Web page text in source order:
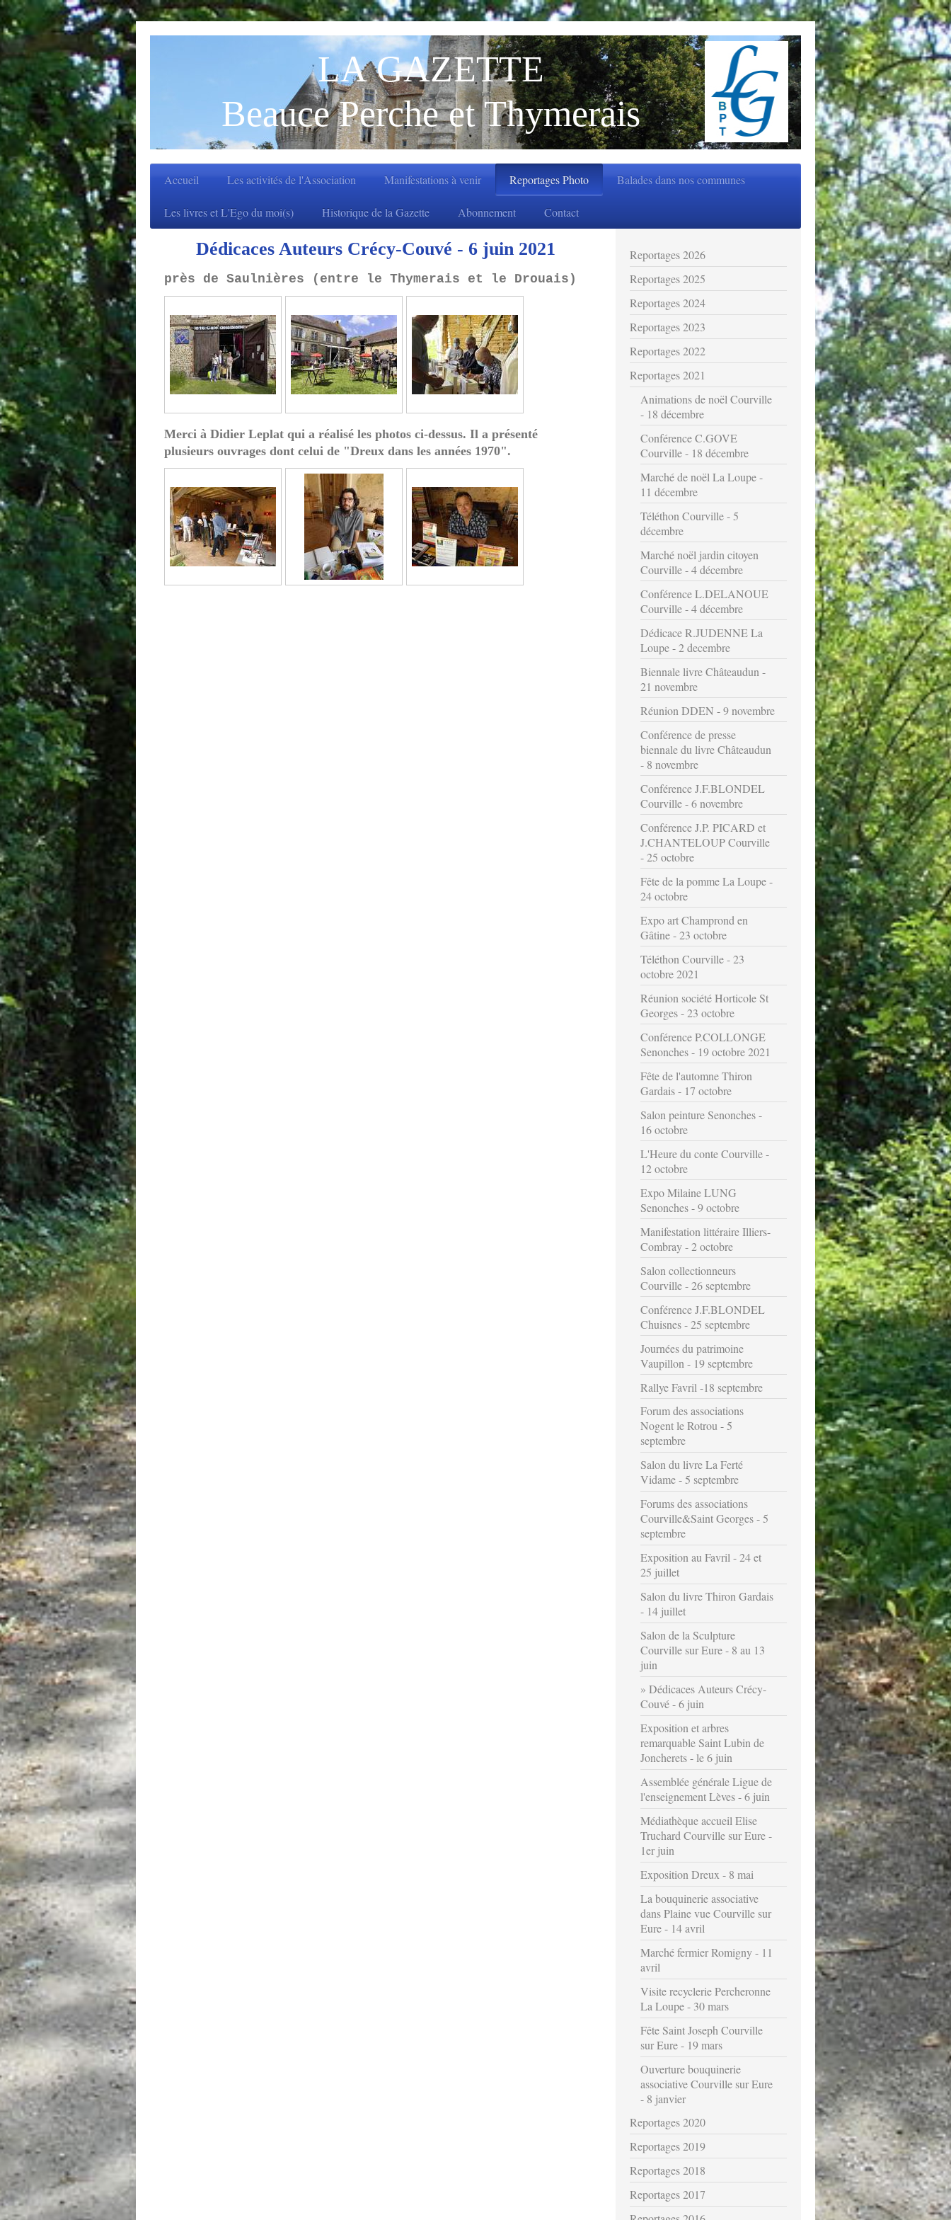
LA GAZETTE
Beauce Perche et Thymerais
Accueil Les activités de l'Association Manifestations à venir Reportages Photo Balades dans nos communes
Les livres et L'Ego du moi(s) Historique de la Gazette Abonnement Contact
Dédicaces Auteurs Crécy-Couvé - 6 juin 2021
près de Saulnières (entre le Thymerais et le Drouais)
Merci à Didier Leplat qui a réalisé les photos ci-dessus. Il a présenté
plusieurs ouvrages dont celui de "Dreux dans les années 1970".
Reportages 2026
Reportages 2025
Reportages 2024
Reportages 2023
Reportages 2022
Reportages 2021
Animations de noël Courville
- 18 décembre
Conférence C.GOVE
Courville - 18 décembre
Marché de noël La Loupe -
11 décembre
Téléthon Courville - 5
décembre
Marché noël jardin citoyen
Courville - 4 décembre
Conférence L.DELANOUE
Courville - 4 décembre
Dédicace R.JUDENNE La
Loupe - 2 decembre
Biennale livre Châteaudun -
21 novembre
Réunion DDEN - 9 novembre
Conférence de presse
biennale du livre Châteaudun
- 8 novembre
Conférence J.F.BLONDEL
Courville - 6 novembre
Conférence J.P. PICARD et
J.CHANTELOUP Courville
- 25 octobre
Fête de la pomme La Loupe -
24 octobre
Expo art Champrond en
Gâtine - 23 octobre
Téléthon Courville - 23
octobre 2021
Réunion société Horticole St
Georges - 23 octobre
Conférence P.COLLONGE
Senonches - 19 octobre 2021
Fête de l'automne Thiron
Gardais - 17 octobre
Salon peinture Senonches -
16 octobre
L'Heure du conte Courville -
12 octobre
Expo Milaine LUNG
Senonches - 9 octobre
Manifestation littéraire Illiers-
Combray - 2 octobre
Salon collectionneurs
Courville - 26 septembre
Conférence J.F.BLONDEL
Chuisnes - 25 septembre
Journées du patrimoine
Vaupillon - 19 septembre
Rallye Favril -18 septembre
Forum des associations
Nogent le Rotrou - 5
septembre
Salon du livre La Ferté
Vidame - 5 septembre
Forums des associations
Courville&Saint Georges - 5
septembre
Exposition au Favril - 24 et
25 juillet
Salon du livre Thiron Gardais
- 14 juillet
Salon de la Sculpture
Courville sur Eure - 8 au 13
juin
Dédicaces Auteurs Crécy-
Couvé - 6 juin
Exposition et arbres
remarquable Saint Lubin de
Joncherets - le 6 juin
Assemblée générale Ligue de
l'enseignement Lèves - 6 juin
Médiathèque accueil Elise
Truchard Courville sur Eure -
1er juin
Exposition Dreux - 8 mai
La bouquinerie associative
dans Plaine vue Courville sur
Eure - 14 avril
Marché fermier Romigny - 11
avril
Visite recyclerie Percheronne
La Loupe - 30 mars
Fête Saint Joseph Courville
sur Eure - 19 mars
Ouverture bouquinerie
associative Courville sur Eure
- 8 janvier
Reportages 2020
Reportages 2019
Reportages 2018
Reportages 2017